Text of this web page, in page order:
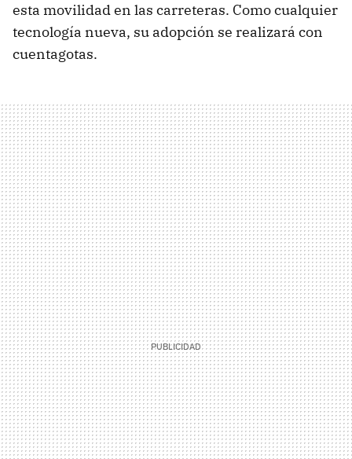
esta movilidad en las carreteras. Como cualquier
tecnología nueva, su adopción se realizará con
cuentagotas.